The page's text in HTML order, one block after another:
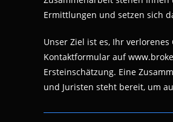
Ermittlungen und setzen sich
Unser Ziel ist es, Ihr
Kontaktformular auf
Ersteinschätzung. Eine
und Juristen steht bereit, um